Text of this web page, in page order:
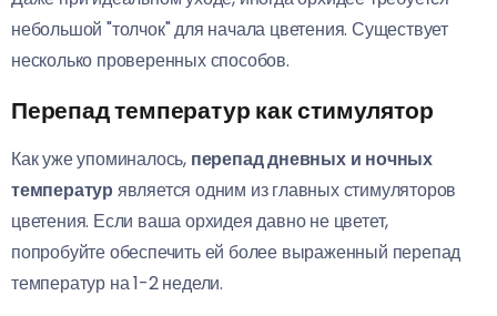
небольшой "толчок" для начала цветения. Существует
несколько проверенных способов.
Перепад температур как стимулятор
Как уже упоминалось, перепад дневных и ночных
температур является одним из главных стимуляторов
цветения. Если ваша орхидея давно не цветет,
попробуйте обеспечить ей более выраженный перепад
температур на 1-2 недели.